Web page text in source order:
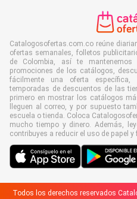
Catalogosofertas.com.co reúne
ofertas semanales, folletos
de Colombia, así te mantenemos
promociones de los catálogos,
fácilmente una oferta
temporadas de descuentos de las
primero en mostrar los catálogos
lleguen al correo, y por supuesto
escuela o tienda. Coloca
mucho tiempo y dinero. Además,
contribuyes a reducir el uso de papel
Todos los derechos reservados